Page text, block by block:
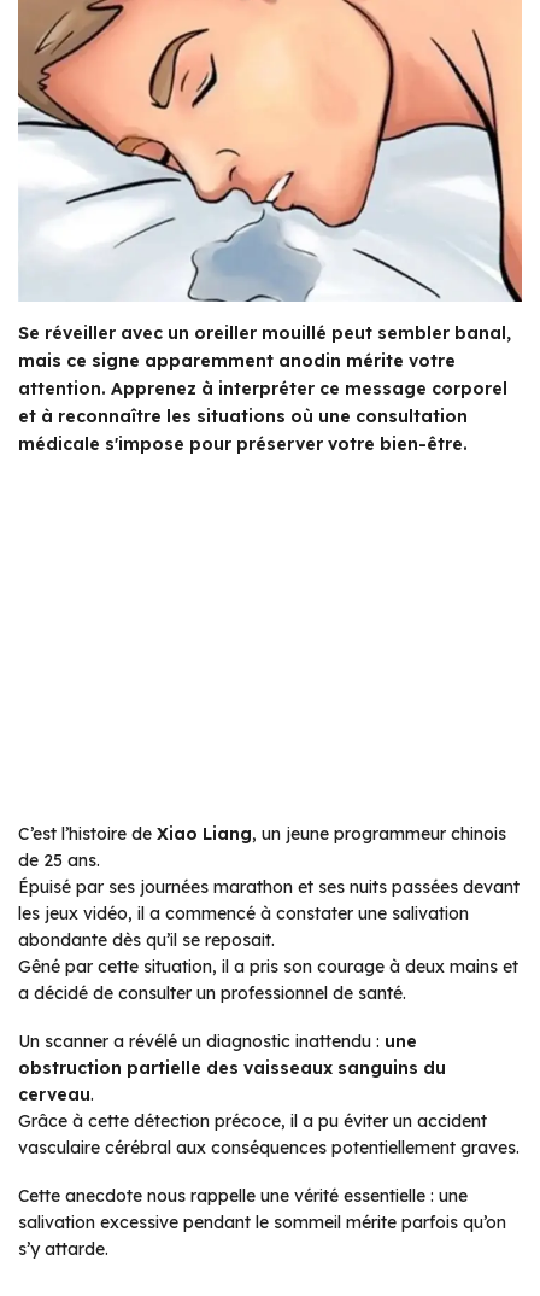
Se réveiller avec un oreiller mouillé peut sembler banal,
mais ce signe apparemment anodin mérite votre
attention. Apprenez à interpréter ce message corporel
et à reconnaître les situations où une consultation
médicale s'impose pour préserver votre bien-être.
C’est l’histoire de Xiao Liang, un jeune programmeur chinois
de 25 ans.
Épuisé par ses journées marathon et ses nuits passées devant
les jeux vidéo, il a commencé à constater une salivation
abondante dès qu’il se reposait.
Gêné par cette situation, il a pris son courage à deux mains et
a décidé de consulter un professionnel de santé.
Un scanner a révélé un diagnostic inattendu : une
obstruction partielle des vaisseaux sanguins du
cerveau.
Grâce à cette détection précoce, il a pu éviter un accident
vasculaire cérébral aux conséquences potentiellement graves.
Cette anecdote nous rappelle une vérité essentielle : une
salivation excessive pendant le sommeil mérite parfois qu’on
s’y attarde.